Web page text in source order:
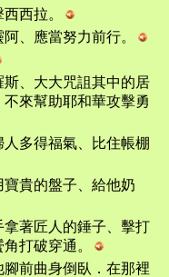
西拉。
、應當努力前行。
、大大咒詛其中的居
不來幫助耶和華攻擊勇
人多得福氣、比住帳棚
寶貴的盤子、給他奶
拿著匠人的錘子、擊打
打破穿通。
前曲身倒臥．在那裡